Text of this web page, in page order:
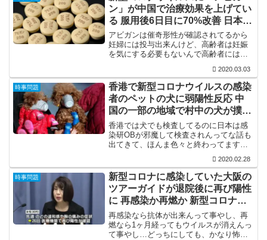
ン」が中国で治療効果を上げてい
る 服用後6日目に70%改善 日本で
も藤田医大病院が臨床研究へ
アビガンは催奇形性が確認されてるから
妊婦には投与出来んけど、高齢者は妊娠
を気にする必要もないんで高齢者には積
気になるのはアビガン目当てに擦り寄っ
てくるお隣の国やけど…
2020.03.03
時事問題
香港で新型コロナウイルスの感染
者のペットの犬に弱陽性反応 中
国の一部の地域で村中の犬が撲殺
される
香港では犬でも検査してるのに日本は感
染研OBが邪魔して検査されんってな話も
出てきて、ほんま色々と終わってます
とどこからどう感染するか分からんよう
になるから、これはかなり困った話です
な。
2020.02.28
時事問題
新型コロナに感染していた大阪の
ツアーガイドが退院後に再び陽性
に 再感染か再燃か 新型コロナ最
初の発生源は？
再感染なら抗体が出来んって事やし、再
燃なら1ヶ月経ってもウイルスが消えんっ
て事やし…どっちにしても、かなり怖い